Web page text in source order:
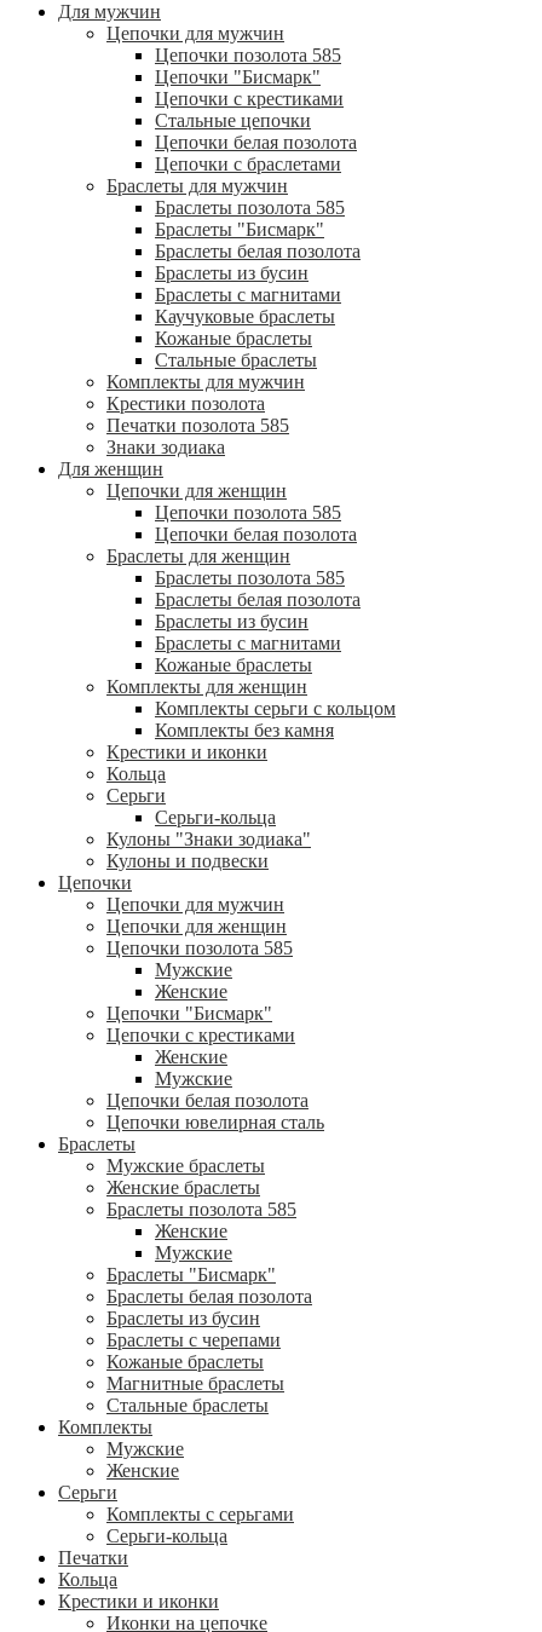
Для мужчин
Цепочки для мужчин
Цепочки позолота 585
Цепочки "Бисмарк"
Цепочки с крестиками
Стальные цепочки
Цепочки белая позолота
Цепочки с браслетами
Браслеты для мужчин
Браслеты позолота 585
Браслеты "Бисмарк"
Браслеты белая позолота
Браслеты из бусин
Браслеты с магнитами
Каучуковые браслеты
Кожаные браслеты
Стальные браслеты
Комплекты для мужчин
Крестики позолота
Печатки позолота 585
Знаки зодиака
Для женщин
Цепочки для женщин
Цепочки позолота 585
Цепочки белая позолота
Браслеты для женщин
Браслеты позолота 585
Браслеты белая позолота
Браслеты из бусин
Браслеты с магнитами
Кожаные браслеты
Комплекты для женщин
Комплекты серьги с кольцом
Комплекты без камня
Крестики и иконки
Кольца
Серьги
Серьги-кольца
Кулоны "Знаки зодиака"
Кулоны и подвески
Цепочки
Цепочки для мужчин
Цепочки для женщин
Цепочки позолота 585
Мужские
Женские
Цепочки "Бисмарк"
Цепочки с крестиками
Женские
Мужские
Цепочки белая позолота
Цепочки ювелирная сталь
Браслеты
Мужские браслеты
Женские браслеты
Браслеты позолота 585
Женские
Мужские
Браслеты "Бисмарк"
Браслеты белая позолота
Браслеты из бусин
Браслеты с черепами
Кожаные браслеты
Магнитные браслеты
Стальные браслеты
Комплекты
Мужские
Женские
Серьги
Комплекты с серьгами
Серьги-кольца
Печатки
Кольца
Крестики и иконки
Иконки на цепочке